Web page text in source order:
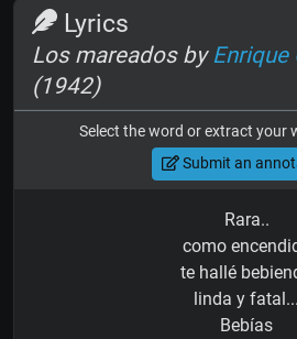
Lyrics
Los mareados by Enrique
(1942)
Select the word or extract your
Submit an
Rara..
como
te hallé
linda y fatal...
Bebías